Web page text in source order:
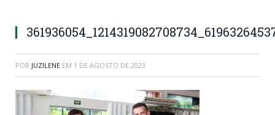
POR JUZILENE EM 1 DE AGOSTO DE 2023